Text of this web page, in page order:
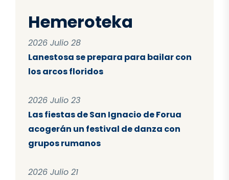
Hemeroteka
2026 Julio 28
Lanestosa se prepara para bailar con
los arcos floridos
2026 Julio 23
Las fiestas de San Ignacio de Forua
acogerán un festival de danza con
grupos rumanos
2026 Julio 21